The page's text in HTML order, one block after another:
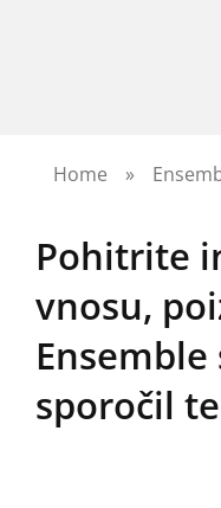
Home »
Pohitrite
vnosu,
sporočil